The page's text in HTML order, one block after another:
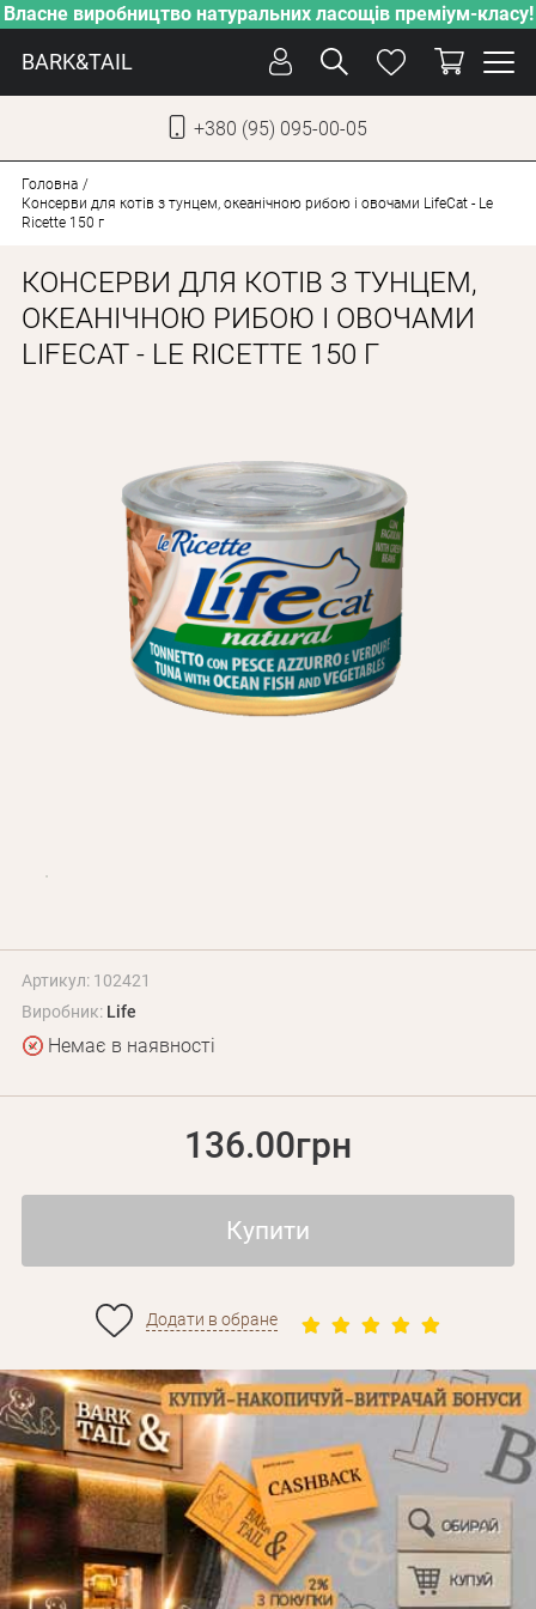
Власне виробництво натуральних ласощів преміум-класу!
BARK&TAIL
+380 (95) 095-00-05
КОТИ
ВІД СПЕКИ
ВЛАСНЕ ВИРОБНИЦТВО
БЛОГ
Оплата і доставка
Програма лояльності
Про Нас
Оптовим клієнтам
Контакти
Головна
Консерви для котів з тунцем, океанічною рибою і овочами LifeCat - Le
Ricette 150 г
КОНСЕРВИ ДЛЯ КОТІВ З ТУНЦЕМ,
ОКЕАНІЧНОЮ РИБОЮ І ОВОЧАМИ
LIFECAT - LE RICETTE 150 Г
Артикул: 102421
Виробник: Life
Немає в наявності
136.00грн
Купити
Додати в обране
Особисті дані